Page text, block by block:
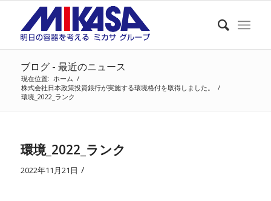
ブログ - 最近のニュース
現在位置: ホーム /
株式会社日本政策投資銀行が実施する環境格付を取得しました。
/
環境_2022_ランク
環境_2022_ランク
2022年11月21日 /